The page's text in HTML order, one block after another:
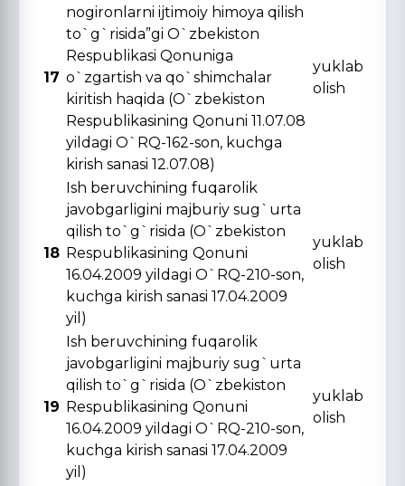
17
nogironlarni ijtimoiy himoya qilish
to`g`risida”gi O`zbekiston
Respublikasi Qonuniga
o`zgartish va qo`shimchalar
kiritish haqida (O`zbekiston
Respublikasining Qonuni 11.07.08
yildagi O`RQ-162-son, kuchga
kirish sanasi 12.07.08)
yuklab
olish
18
Ish beruvchining fuqarolik
javobgarligini majburiy sug`urta
qilish to`g`risida (O`zbekiston
Respublikasining Qonuni
16.04.2009 yildagi O`RQ-210-son,
kuchga kirish sanasi 17.04.2009
yil)
yuklab
olish
19
Ish beruvchining fuqarolik
javobgarligini majburiy sug`urta
qilish to`g`risida (O`zbekiston
Respublikasining Qonuni
16.04.2009 yildagi O`RQ-210-son,
kuchga kirish sanasi 17.04.2009
yil)
yuklab
olish